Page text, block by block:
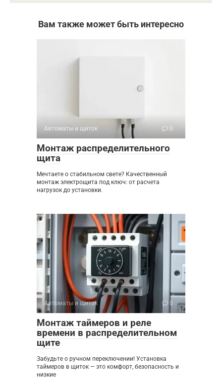
Вам также может быть интересно
Автоматы и щиток 0
Монтаж распределительного
щита
Мечтаете о стабильном свете? Качественный
монтаж электрощита под ключ: от расчета
нагрузок до установки.
Автоматы и щиток 0
Монтаж таймеров и реле
времени в распределительном
щите
Забудьте о ручном переключении! Установка
таймеров в щиток — это комфорт, безопасность и
низкие